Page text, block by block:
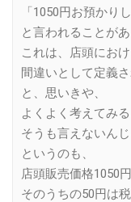
「1050円お預かり
と言われることがあ
これは、店頭にお
間違いとして定義
と、思いきや、
よくよく考えてみる
そうも言えないん
というのも、
店頭販売価格1050
そのうちの50円は